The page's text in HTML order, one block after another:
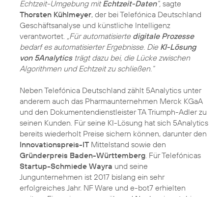
Echtzeit-Umgebung mitEchtzeit-Daten“, sagte
Thorsten Kühlmeyer, der bei Telefónica Deutschland
Geschäftsanalyse und künstliche Intelligenz
verantwortet.
„Für automatisierte digitale Prozesse
bedarf es automatisierter Ergebnisse. Die KI-Lösung
von 5Analyticsträgt dazu bei, die Lücke zwischen
Algorithmen und Echtzeit zu schließen.“
Neben Telefónica Deutschland zählt 5Analytics unter
anderem auch das Pharmaunternehmen Merck KGaA
und den Dokumentendienstleister TA Triumph-Adler zu
seinen Kunden. Für seine KI-Lösung hat sich 5Analytics
bereits wiederholt Preise sichern können, darunter den
Innovationspreis-IT Mittelstand sowie den
Gründerpreis Baden-Württemberg . Für Telefónicas
Startup-Schmiede Wayra und seine
Jungunternehmen ist 2017 bislang ein sehr
erfolgreiches Jahr. NF Ware und e-bot7 erhielten